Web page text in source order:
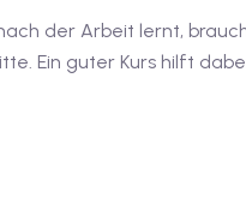
der Arbeit lernt,
Ein guter Kurs hilft